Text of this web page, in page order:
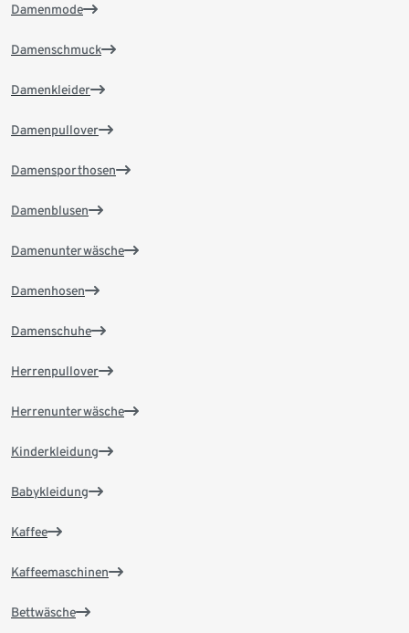
Damenmode
Damenschmuck
Damenkleider
Damenpullover
Damensporthosen
Damenblusen
Damenunterwäsche
Damenhosen
Damenschuhe
Herrenpullover
Herrenunterwäsche
Kinderkleidung
Babykleidung
Kaffee
Kaffeemaschinen
Bettwäsche